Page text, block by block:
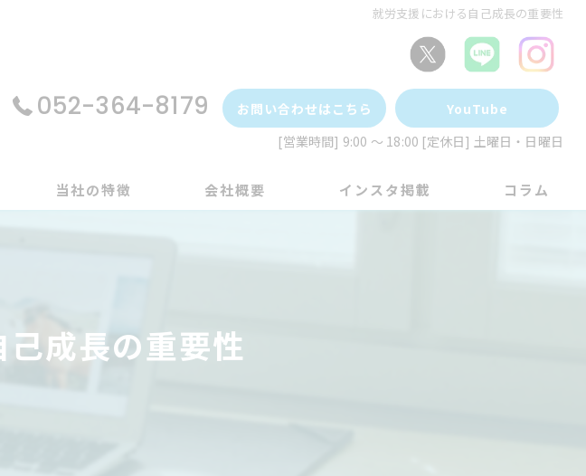
就労支援における自己成長の重要性
052-364-8179 お問い合わせはこちら
YouTube
[営業時間] 9:00 ～ 18:00 [定休日] 土曜日・日曜日
当社の特徴
動画編集
会社概要 インスタ掲載 コラム
成長の重要性